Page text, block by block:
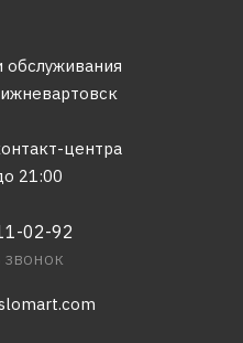
центра
21:00
02-92
ЗВОНОК